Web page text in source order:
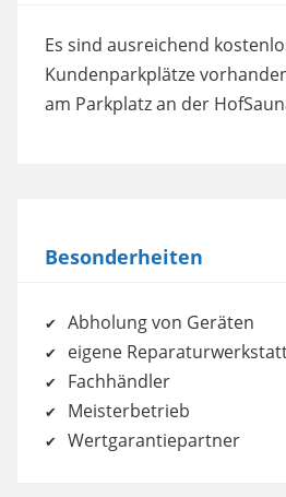
Es sind ausreichend
Kundenparkplätze
am Parkplatz an der
Besonderheiten
Abholung von Geräten
eigene
Fachhändler
Meisterbetrieb
Wertgarantiepartner